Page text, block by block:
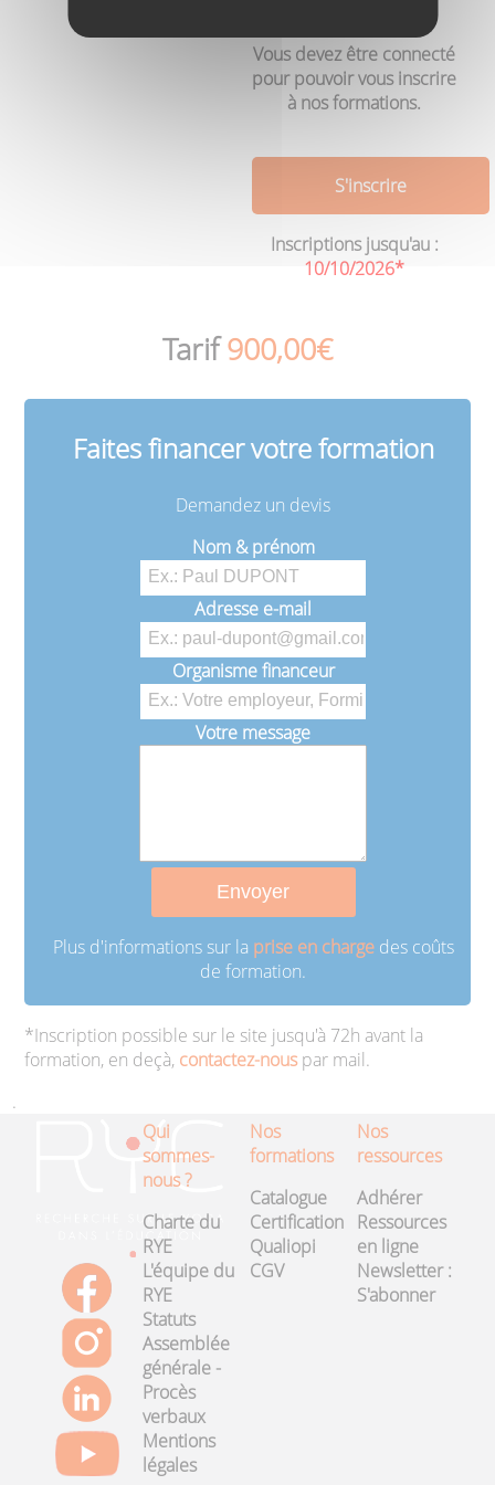
Vous devez être connecté
pour pouvoir vous inscrire
à nos formations.
S'inscrire
Inscriptions jusqu'au :
10/10/2026*
Tarif900,00€
Faites financer votre formation
Demandez un devis
Nom & prénom
Adresse e-mail
Organisme financeur
Votre message
Plus d'informations sur la prise en chargedes coûts
de formation.
*Inscription possible sur le site jusqu'à 72h avant la
formation, en deçà, contactez-nouspar mail.
.
Qui
sommes-
nous ?
Charte du
RYE
L'équipe du
RYE
Statuts
Assemblée
générale -
Procès
verbaux
Mentions
légales
Nos
formations
Catalogue
Certification
Qualiopi
CGV
Nos
ressources
Adhérer
Ressources
en ligne
Newsletter :
S'abonner